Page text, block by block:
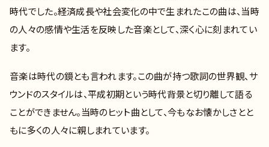
時代でした。経済成長や社会変化の中で生まれたこの曲は、当時
の人々の感情や生活を反映した音楽として、深く心に刻まれてい
ます。
音楽は時代の鏡とも言われます。この曲が持つ歌詞の世界観、サ
ウンドのスタイルは、平成初期という時代背景と切り離して語る
ことができません。当時のヒット曲として、今もなお懐かしさとと
もに多くの人々に親しまれています。